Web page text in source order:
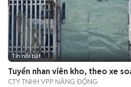
Tin nổi bật
Tuyển nhan viên kho, theo xe
CTY TNHH VPP NĂNG ĐỘNG